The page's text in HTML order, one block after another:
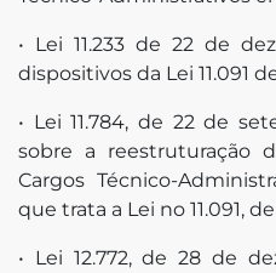
• Lei 11.233 de 22 de
dispositivos da Lei 11.091
• Lei 11.784, de 22 de
sobre a reestruturação
Cargos Técnico-
que trata a Lei no 11.091,
• Lei 12.772, de 28 de